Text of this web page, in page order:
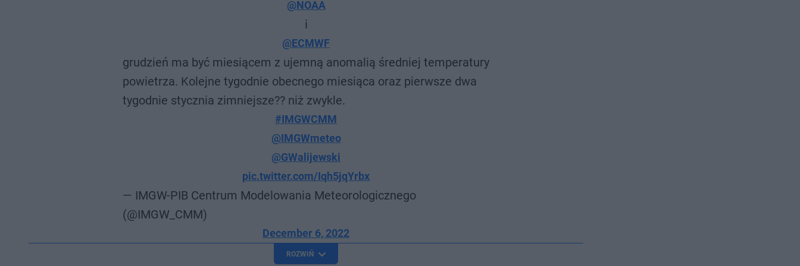
@NOAA
i
@ECMWF
grudzień ma być miesiącem z ujemną anomalią średniej temperatury
powietrza. Kolejne tygodnie obecnego miesiąca oraz pierwsze dwa
tygodnie stycznia zimniejsze??️ niż zwykle.
#IMGWCMM
@IMGWmeteo
@GWalijewski
pic.twitter.com/Iqh5jqYrbx
— IMGW-PIB Centrum Modelowania Meteorologicznego
(@IMGW_CMM)
December 6, 2022
ROZWIŃ